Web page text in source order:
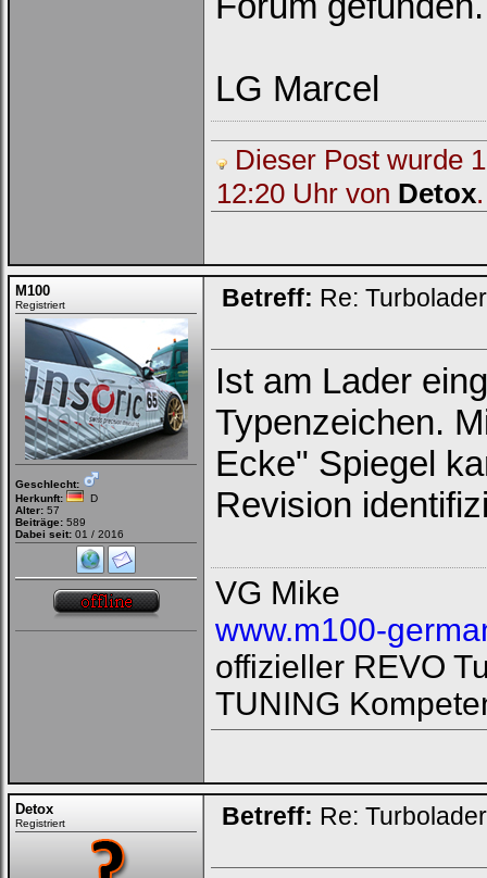
LG Marcel
Dieser Post wurde
12:20 Uhr von Detox.
M100
Registriert
Geschlecht:
Herkunft:
D
Alter: 57
Beiträge: 589
Dabei seit: 01 / 2016
Betreff: Re:
Ist am Lader
Typenzeichen.
Ecke" Spiegel
Revision
VG Mike
www.m100-
offizieller REVO
TUNING
Detox
Registriert Betreff: Re: